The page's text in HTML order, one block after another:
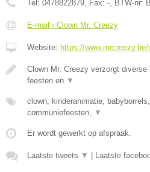
Tel: 0478822879, Fax: -, BTW-nr:
E-mail › Clown Mr. Creezy
Website: https://
Clown Mr. Creezy verzorgt
feesten en ▼
clown, kinderanimatie,
communiefeesten, ▼
Er wordt gewerkt op afspraak.
Laatste tweets ▼ Laatste